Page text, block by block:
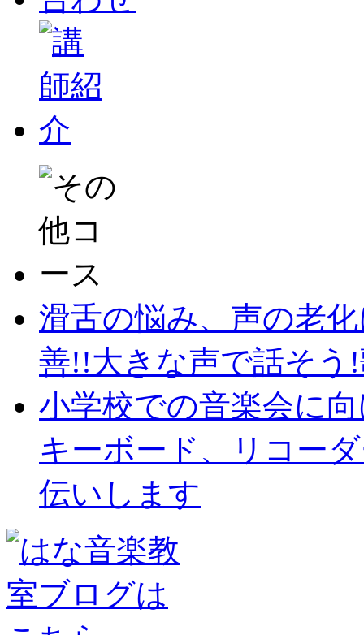
滑舌の悩み、声の老
善!!大きな声で話そう
小学校での音楽会に
キーボード、リコー
伝いします